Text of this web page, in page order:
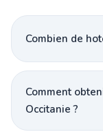
Combien de
Comment
Occitanie ?